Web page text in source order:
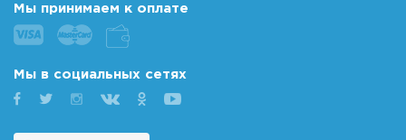
Мы принимаем к оплате
Мы в социальных сетях